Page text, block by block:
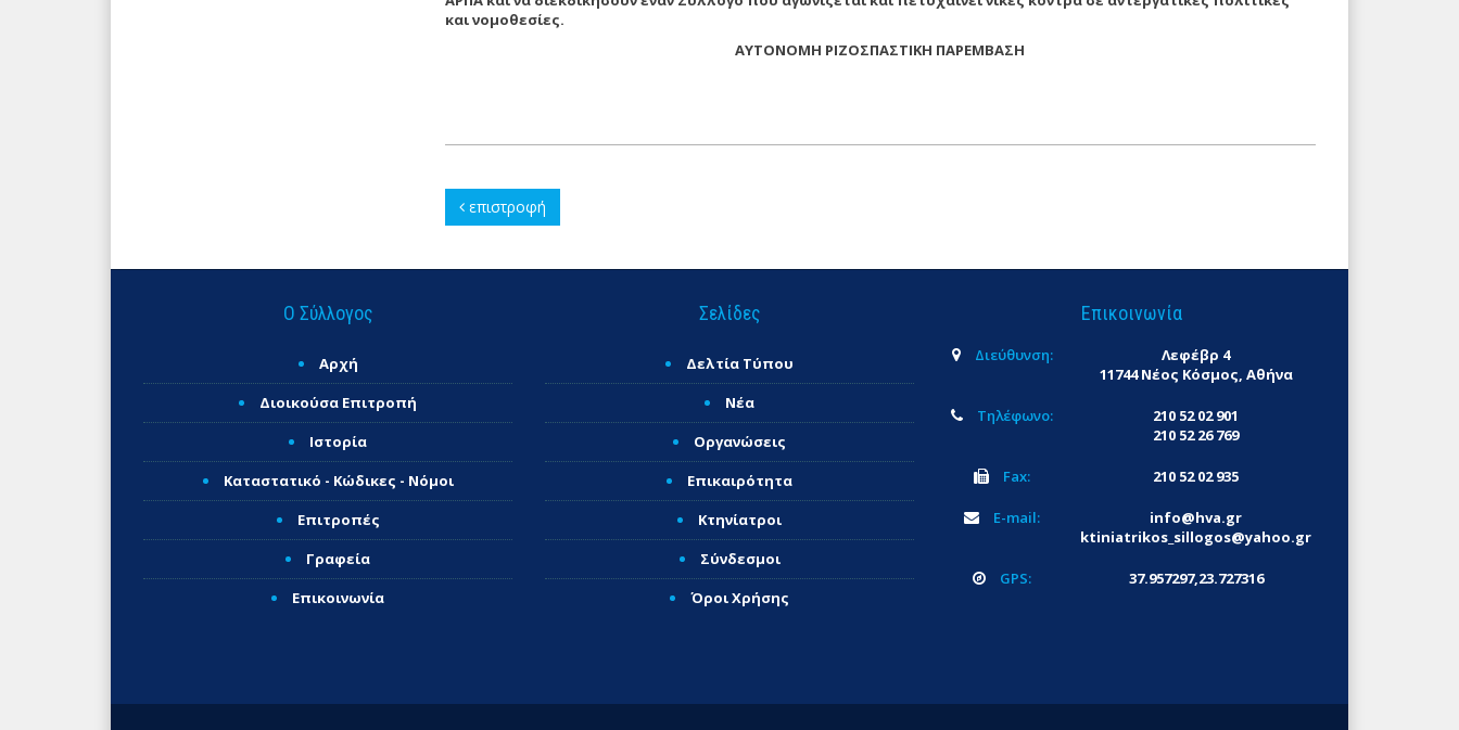
και νομοθεσίες.
ΑΥΤΟΝΟΜΗ ΡΙΖΟΣΠΑΣΤΙΚΗ ΠΑΡΕΜΒΑΣΗ
επιστροφή
Ο Σύλλογος
Αρχή
Διοικούσα Επιτροπή
Ιστορία
Καταστατικό - Κώδικες - Νόμοι
Επιτροπές
Γραφεία
Επικοινωνία
Σελίδες
Δελτία Τύπου
Νέα
Οργανώσεις
Επικαιρότητα
Κτηνίατροι
Σύνδεσμοι
Όροι Χρήσης
Επικοινωνία
Διεύθυνση:
Λεφέβρ 4
11744 Νέος Κόσμος, Αθήνα
Τηλέφωνο:
210 52 02 901
210 52 26 769
Fax: 210 52 02 935
E-mail:
info@hva.gr
ktiniatrikos_sillogos@yahoo.gr
GPS: 37.957297,23.727316